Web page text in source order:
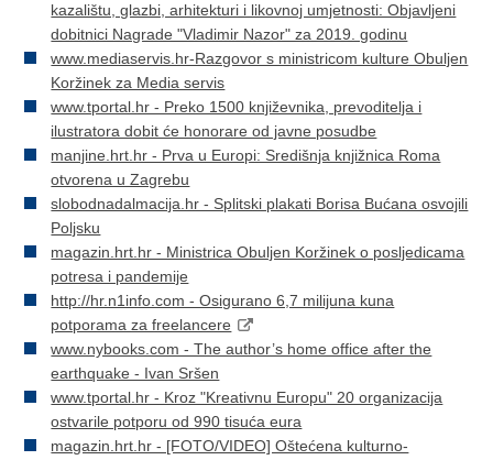
kazalištu, glazbi, arhitekturi i likovnoj umjetnosti: Objavljeni
dobitnici Nagrade "Vladimir Nazor" za 2019. godinu
www.mediaservis.hr-Razgovor s ministricom kulture Obuljen
Koržinek za Media servis
www.tportal.hr - Preko 1500 književnika, prevoditelja i
ilustratora dobit će honorare od javne posudbe
manjine.hrt.hr - Prva u Europi: Središnja knjižnica Roma
otvorena u Zagrebu
slobodnadalmacija.hr - Splitski plakati Borisa Bućana osvojili
Poljsku
magazin.hrt.hr - Ministrica Obuljen Koržinek o posljedicama
potresa i pandemije
http://hr.n1info.com - Osigurano 6,7 milijuna kuna
potporama za freelancere
www.nybooks.com - The author’s home office after the
earthquake - Ivan Sršen
www.tportal.hr - Kroz "Kreativnu Europu" 20 organizacija
ostvarile potporu od 990 tisuća eura
magazin.hrt.hr - [FOTO/VIDEO] Oštećena kulturno-